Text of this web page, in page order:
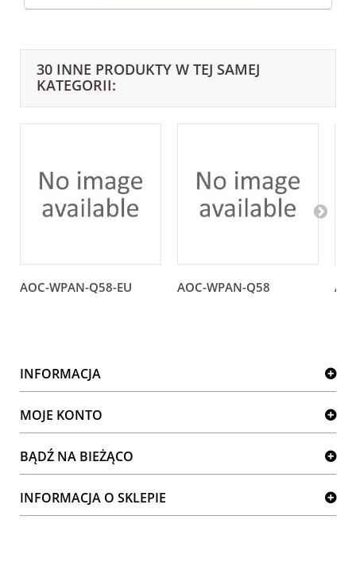
30 INNE PRODUKTY W TEJ SAMEJ
KATEGORII:
AOC-WPAN-Q58-EU AOC-WPAN-Q58
INFORMACJA
MOJE KONTO
BĄDŹ NA BIEŻĄCO
INFORMACJA O SKLEPIE